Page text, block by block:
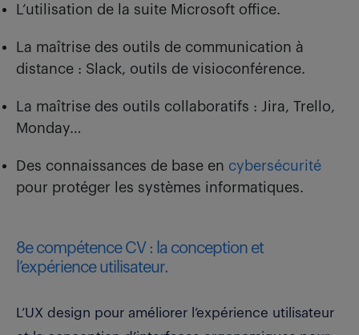
L’utilisation de la suite Microsoft office.
La maîtrise des outils de communication à
distance : Slack, outils de visioconférence.
La maîtrise des outils collaboratifs : Jira, Trello,
Monday…
Des connaissances de base en cybersécurité
pour protéger les systèmes informatiques.
8e compétence CV : la conception et
l’expérience utilisateur.
L’UX design pour améliorer l’expérience utilisateur